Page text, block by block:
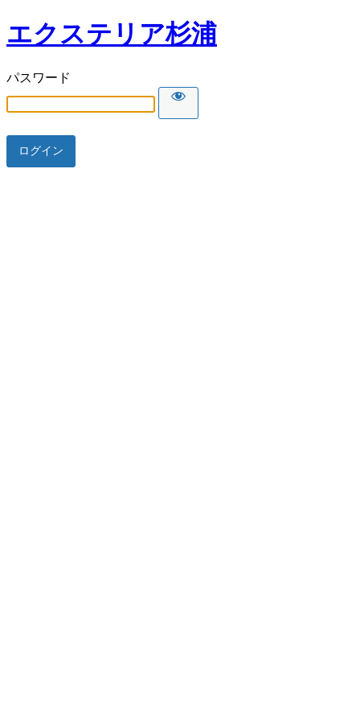
エクステリア杉浦
パスワード